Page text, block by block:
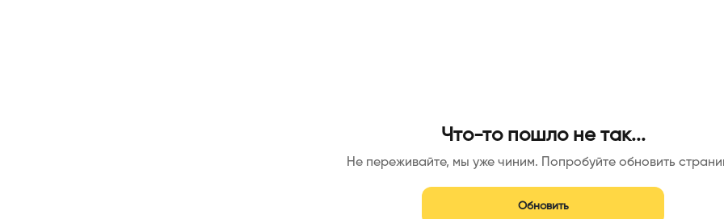
Что-то пошло не так...
Не переживайте, мы уже чиним. Попробуйте обновить
Обновить